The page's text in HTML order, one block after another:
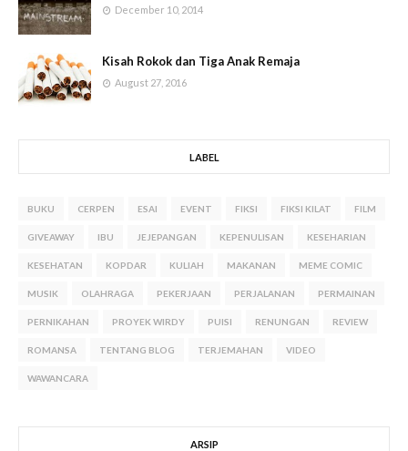
December 10, 2014
Kisah Rokok dan Tiga Anak Remaja
August 27, 2016
LABEL
BUKU CERPEN ESAI EVENT FIKSI FIKSI KILAT FILM
GIVEAWAY IBU JEJEPANGAN KEPENULISAN KESEHARIAN
KESEHATAN KOPDAR KULIAH MAKANAN MEME COMIC
MUSIK OLAHRAGA PEKERJAAN PERJALANAN PERMAINAN
PERNIKAHAN PROYEK WIRDY PUISI RENUNGAN REVIEW
ROMANSA TENTANG BLOG TERJEMAHAN VIDEO
WAWANCARA
ARSIP